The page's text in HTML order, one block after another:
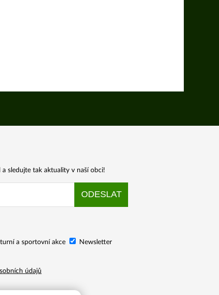
sledujte tak aktuality v naší obci!
a sportovní akce Newsletter
údajů